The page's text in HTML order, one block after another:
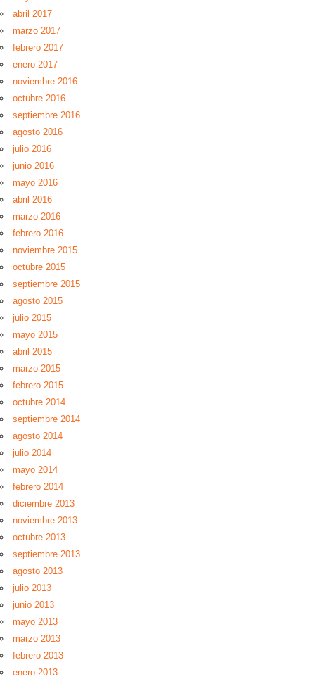
abril 2017
marzo 2017
febrero 2017
enero 2017
noviembre 2016
octubre 2016
septiembre 2016
agosto 2016
julio 2016
junio 2016
mayo 2016
abril 2016
marzo 2016
febrero 2016
noviembre 2015
octubre 2015
septiembre 2015
agosto 2015
julio 2015
mayo 2015
abril 2015
marzo 2015
febrero 2015
octubre 2014
septiembre 2014
agosto 2014
julio 2014
mayo 2014
febrero 2014
diciembre 2013
noviembre 2013
octubre 2013
septiembre 2013
agosto 2013
julio 2013
junio 2013
mayo 2013
marzo 2013
febrero 2013
enero 2013